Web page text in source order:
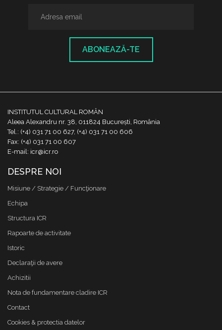
ABONEAZĂ-TE
INSTITUTUL CULTURAL ROMÂN
Aleea Alexandru nr. 38, 011824 București, România
Tel.: (+4) 031 71 00 627, (+4) 031 71 00 606
Fax: (+4) 031 71 00 607
E-mail: icr@icr.ro
DESPRE NOI
Misiune / Strategie / Funcţionare
Echipa
Structura ICR
Rapoarte de activitate
Istoric
Declaraţii de avere
Achizitii
Nota de fundamentare cladire ICR
Contact
Cookies & protectia datelor